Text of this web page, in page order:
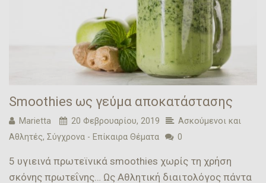
Smoothies ως γεύμα αποκατάστασης
Marietta 20 Φεβρουαρίου, 2019
Ασκούμενοι και
Αθλητές, Σύγχρονα - Επίκαιρα Θέματα 0
5 υγιεινά πρωτεϊνικά smoothies χωρίς τη χρήση
σκόνης πρωτεΐνης… Ως Αθλητική διαιτολόγος πάντα